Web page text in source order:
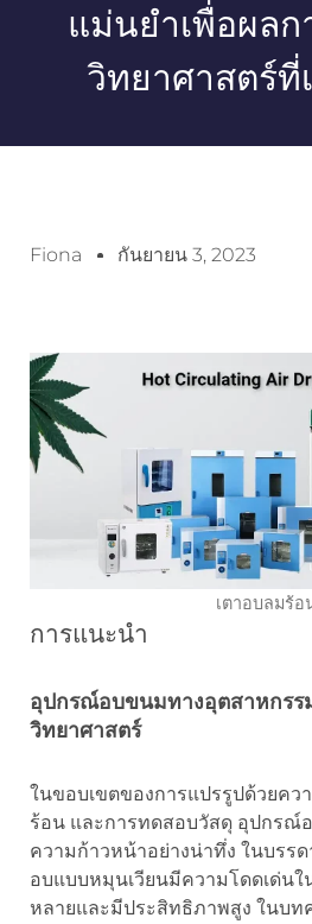
แม่นยำเพื่อผลก
วิทยาศาสตร์ที่
Fiona กันยายน 3, 2023
เตาอบลมร้อ
การแนะนำ
อุปกรณ์อบขนมทางอุตสาหกรร
วิทยาศาสตร์
ในขอบเขตของการแปรรูปด้วยคว
ร้อน และการทดสอบวัสดุ อุปกรณ์
ความก้าวหน้าอย่างน่าทึ่ง ในบรรด
อบแบบหมุนเวียนมีความโดดเด่นใ
หลายและมีประสิทธิภาพสูง ในบทค